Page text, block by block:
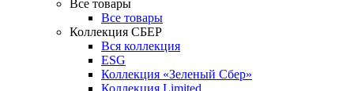
Все товары
Все товары
Коллекция СБЕР
Вся коллекция
ESG
Коллекция «Зеленый Сбер»
Коллекция Limited